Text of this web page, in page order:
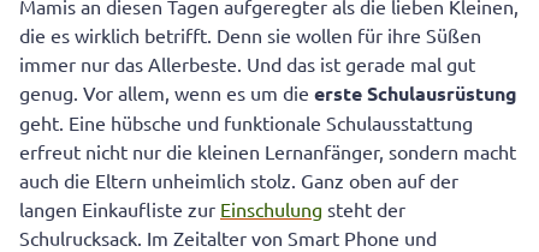
Mamis an diesen Tagen aufgeregter als die lieben Kleinen,
die es wirklich betrifft. Denn sie wollen für ihre Süßen
immer nur das Allerbeste. Und das ist gerade mal gut
genug. Vor allem, wenn es um die erste Schulausrüstung
geht. Eine hübsche und funktionale Schulausstattung
erfreut nicht nur die kleinen Lernanfänger, sondern macht
auch die Eltern unheimlich stolz. Ganz oben auf der
langen Einkaufliste zur Einschulung steht der
Schulrucksack. Im Zeitalter von Smart Phone und